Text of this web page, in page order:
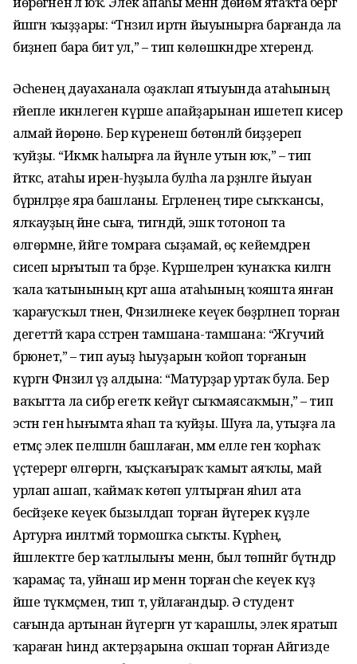
йәшәгән ҡыҙҙары: “Тәнзилә иртән йыуынырға барғанда ла
биҙәнеп бара бит ул,” – тип көлөшкәндәре хәтерендә.
Әсәһенең дауаханала оҙаҡлап ятыуында атаһының
ғәйепле икәнлеген күрше апайҙарынан ишетеп кисерә
алмай йөрөнө. Бер күренеш бөтөнләй биҙҙереп
ҡуйҙы. “Икмәк һалырға ла йүнле утын юҡ,” – тип
әйткәс, атаһы иренә-һуҙыла булһа ла әрҙәнәләге йыуан
бүрәнәләрҙе яра башланы. Егәрленең тире сыҡҡансы,
ялҡауҙың йәне сыға, тигәндәй, эшкә тотоноп та
өлгөрмәне, йәйге томраға сыҙамай, өҫ кейемдәрен
сисеп ырғытып та бәрҙе. Күршеләренә ҡунаҡҡа килгән
ҡала ҡатынының кәртә аша атаһының ҡояшта янған
ҡарағусҡыл тәненә, Фәнзиләнеке кеүек бөҙрәләнеп торған
дегеттәй ҡара сәстәренә тамшана-тамшана: “Жгучий
брюнет,” – тип ауыҙ һыуҙарын ҡойоп торғанын
күргән Фәнзилә үҙ алдына: “Матурҙар уртаҡ була. Бер
ваҡытта ла сибәр егеткә кейәүгә сыҡмаясаҡмын,” – тип
эстән генә һығымта яһап та ҡуйҙы. Шуға ла, утыҙға ла
етмәҫ элек пеләшләнә башлаған, әммә елле генә ҡорһаҡ
үҫтерергә өлгөргән, ҡыҫҡағыраҡ ҡамыт аяҡлы, май
урлап ашап, ҡаймаҡ көтөп ултырған яһил ата
бесәйҙеке кеүек бызылдап торған йүгерек күҙле
Артурға инәлтмәй тормошҡа сыҡты. Күрәһең,
йәшлектәге бер ҡатлылығы менән, был төпәнәйгә бүтәндәр
ҡарамаҫ та, уйнаш ир менән торған әсәһе кеүек күҙ
йәше түкмәҫмен, тип тә, уйлағандыр. Ә студент
сағында артынан йүгергән ут ҡарашлы, элек яратып
ҡараған һинд актерҙарына оҡшап торған Айгизде